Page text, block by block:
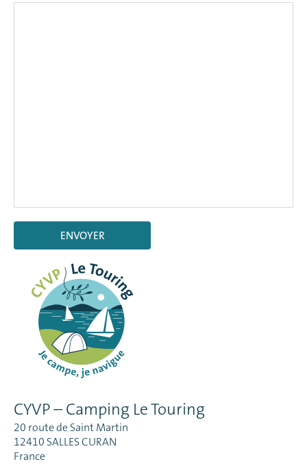
CYVP – Camping Le Touring
20 route de Saint Martin
12410 SALLES CURAN
France